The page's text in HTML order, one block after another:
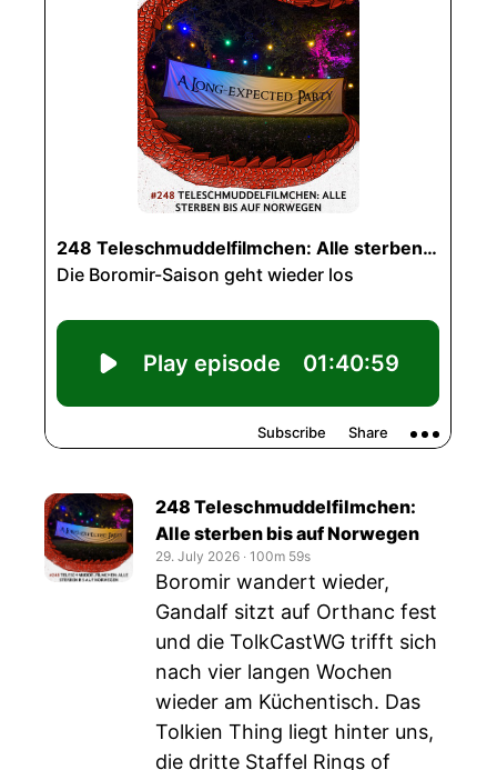
248 Teleschmuddelfilmchen:
Alle sterben bis auf Norwegen
29. July 2026 ‧ 100m 59s
Boromir wandert wieder,
Gandalf sitzt auf Orthanc fest
und die TolkCastWG trifft sich
nach vier langen Wochen
wieder am Küchentisch. Das
Tolkien Thing liegt hinter uns,
die dritte Staffel Rings of